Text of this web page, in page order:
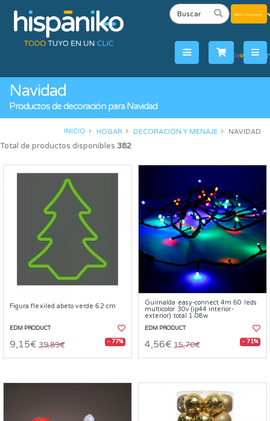
by
Navidad
Productos de decoración para Navidad
INICIO HOGAR DECORACIÓN Y MENAJE NAVIDAD
Total de productos disponibles 382
Figura flexiled abeto verde 62 cm
EDM PRODUCT
9,15€ 39,89€ - 77%
Guirnalda easy-connect 4m 60 leds
multicolor 30v (ip44 interior-
exterior) total 1.08w
EDM PRODUCT
4,56€ 15,70€ - 71%